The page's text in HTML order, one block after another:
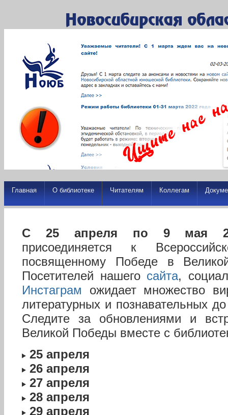
Главная О библиотеке Читателям Коллегам
С 25 апреля по 9 мая
присоединяется к
посвященному Победе в
Посетителей нашего сайта,
Инстаграм ожидает множество
литературных и познавательных
Следите за обновлениями и
Великой Победы вместе с
25 апреля
26 апреля
27 апреля
28 апреля
29 апреля